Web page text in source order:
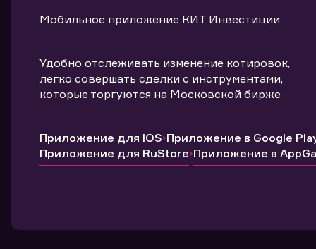
Мобильное приложение КИТ Инвестиции
Удобно отслеживать изменение котировок,
легко совершать сделки с инструментами,
которые торгуются на Московской бирже
Приложение для IOS Приложение в Google
Приложение для RuStore Приложение в